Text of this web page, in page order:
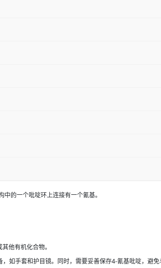
的一个吡啶环上连接有一个氰基。
他有机化合物。
如手套和护目镜。同时，需要妥善保存4-氰基吡啶，避